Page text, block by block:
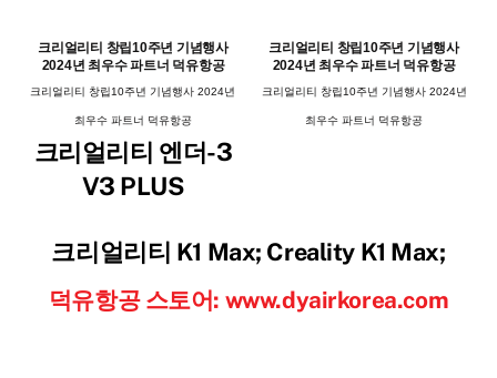
크리얼리티 창립10주년 기념행사
2024년 최우수 파트너 덕유항공
크리얼리티 창립10주년 기념행사 2024년
최우수 파트너 덕유항공
크리얼리티 엔더-3
V3 PLUS
크리얼리티 창립10주년 기념행사
2024년 최우수 파트너 덕유항공
크리얼리티 창립10주년 기념행사 2024년
최우수 파트너 덕유항공
크리얼리티 K1 Max; Creality K1 Max;
덕유항공 스토어: www.dyairkorea.com